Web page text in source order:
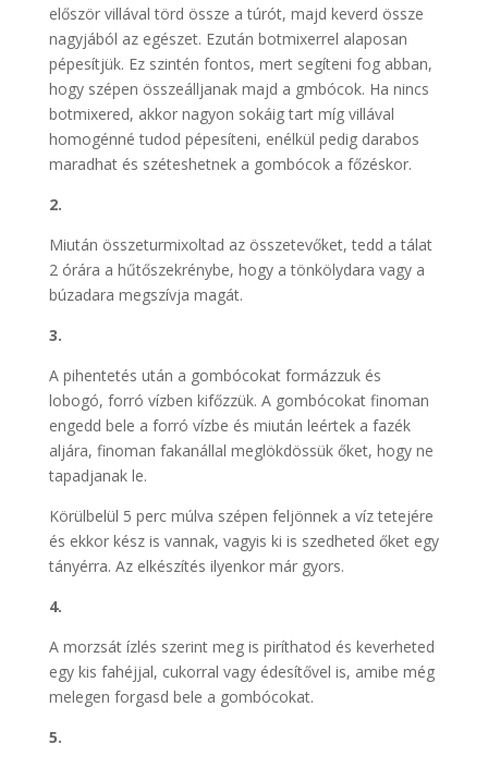
először villával törd össze a túrót, majd keverd össze
nagyjából az egészet. Ezután botmixerrel alaposan
pépesítjük. Ez szintén fontos, mert segíteni fog abban,
hogy szépen összeálljanak majd a gmbócok. Ha nincs
botmixered, akkor nagyon sokáig tart míg villával
homogénné tudod pépesíteni, enélkül pedig darabos
maradhat és széteshetnek a gombócok a főzéskor.
2.
Miután összeturmixoltad az összetevőket, tedd a tálat
2 órára a hűtőszekrénybe, hogy a tönkölydara vagy a
búzadara megszívja magát.
3.
A pihentetés után a gombócokat formázzuk és
lobogó, forró vízben kifőzzük. A gombócokat finoman
engedd bele a forró vízbe és miután leértek a fazék
aljára, finoman fakanállal meglökdössük őket, hogy ne
tapadjanak le.
Körülbelül 5 perc múlva szépen feljönnek a víz tetejére
és ekkor kész is vannak, vagyis ki is szedheted őket egy
tányérra. Az elkészítés ilyenkor már gyors.
4.
A morzsát ízlés szerint meg is piríthatod és keverheted
egy kis fahéjjal, cukorral vagy édesítővel is, amibe még
melegen forgasd bele a gombócokat.
5.